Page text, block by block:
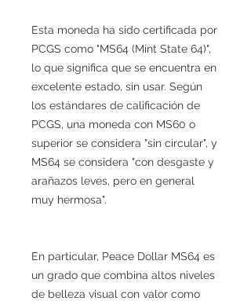
Esta moneda ha sido certificada por
PCGS como "MS64 (Mint State 64)",
lo que significa que se encuentra en
excelente estado, sin usar. Según
los estándares de calificación de
PCGS, una moneda con MS60 o
superior se considera "sin circular", y
MS64 se considera "con desgaste y
arañazos leves, pero en general
muy hermosa".
En particular, Peace Dollar MS64 es
un grado que combina altos niveles
de belleza visual con valor como